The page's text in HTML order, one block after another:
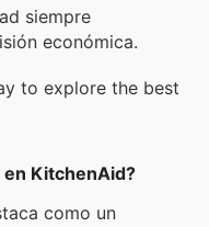
siempre
económica.
to explore the best
KitchenAid?
como un